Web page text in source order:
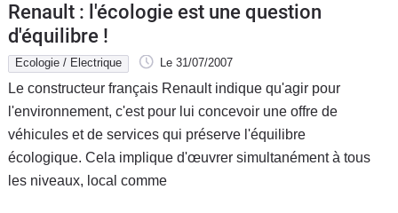
Renault : l'écologie est une question
d'équilibre !
Ecologie / Electrique Le 31/07/2007
Le constructeur français Renault indique qu'agir pour
l'environnement, c'est pour lui concevoir une offre de
véhicules et de services qui préserve l'équilibre
écologique. Cela implique d'œuvrer simultanément à tous
les niveaux, local comme